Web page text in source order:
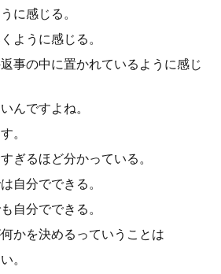
に感じる。
ように感じる。
事の中に置かれているように感じ
んですよね。
。
ぎるほど分かっている。
自分でできる。
自分でできる。
かを決めるっていうことは
。